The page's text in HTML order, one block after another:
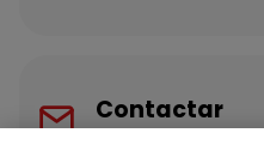
Contactar
Escríbenos para